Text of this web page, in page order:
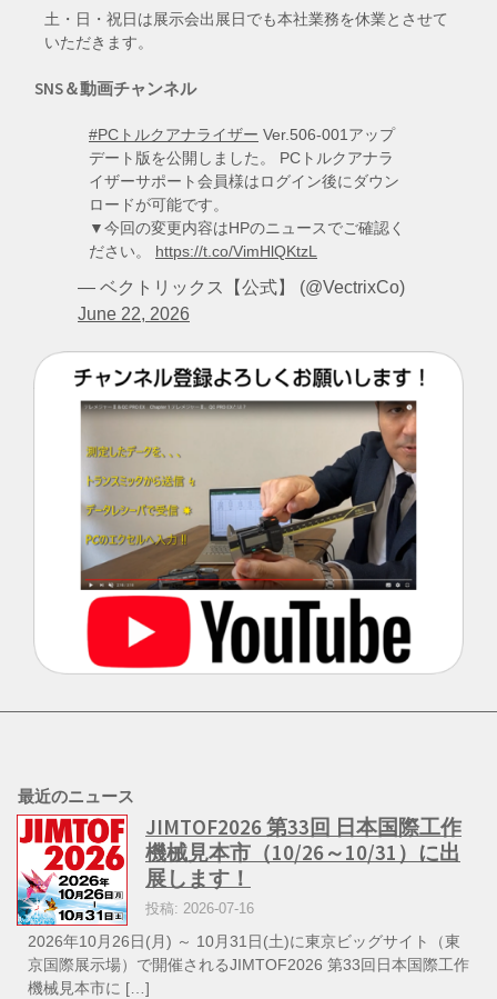
土・日・祝日は展示会出展日でも本社業務を休業とさせて
いただきます。
SNS＆動画チャンネル
#PCトルクアナライザー Ver.506-001アップ
デート版を公開しました。 PCトルクアナラ
イザーサポート会員様はログイン後にダウン
ロードが可能です。
▼今回の変更内容はHPのニュースでご確認く
ださい。 https://t.co/VimHlQKtzL
— ベクトリックス【公式】 (@VectrixCo)
June 22, 2026
最近のニュース
JIMTOF2026 第33回 日本国際工作
機械見本市（10/26～10/31）に出
展します！
投稿: 2026-07-16
2026年10月26日(月) ～ 10月31日(土)に東京ビッグサイト（東
京国際展示場）で開催されるJIMTOF2026 第33回日本国際工作
機械見本市に […]